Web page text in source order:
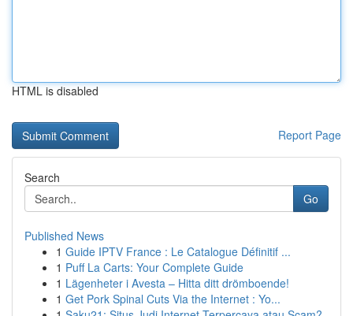
HTML is disabled
Report Page
Search
Go
Published News
1 Guide IPTV France : Le Catalogue Définitif ...
1 Puff La Carts: Your Complete Guide
1 Lägenheter i Avesta – Hitta ditt drömboende!
1 Get Pork Spinal Cuts Via the Internet : Yo...